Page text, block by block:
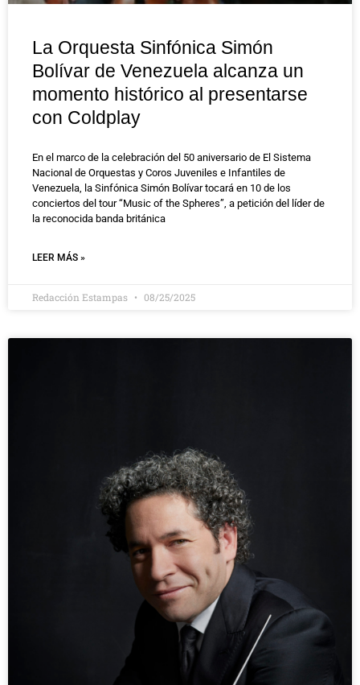
La Orquesta Sinfónica Simón
Bolívar de Venezuela alcanza un
momento histórico al presentarse
con Coldplay
En el marco de la celebración del 50 aniversario de El Sistema
Nacional de Orquestas y Coros Juveniles e Infantiles de
Venezuela, la Sinfónica Simón Bolívar tocará en 10 de los
conciertos del tour “Music of the Spheres”, a petición del líder de
la reconocida banda británica
LEER MÁS »
Redacción Estampas 08/25/2025